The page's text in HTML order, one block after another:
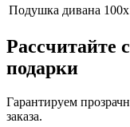
Подушка дивана
Рассчитайте
подарки
Гарантируем
заказа.